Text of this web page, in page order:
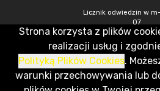
Licznik odwiedzin w
07
1 505
CMS & Hosting: Nefeni Sp. z o.o.
Strona korzysta z plików
realizacji usług i
Polityką Plików Cookies.
warunki przechowywania lub